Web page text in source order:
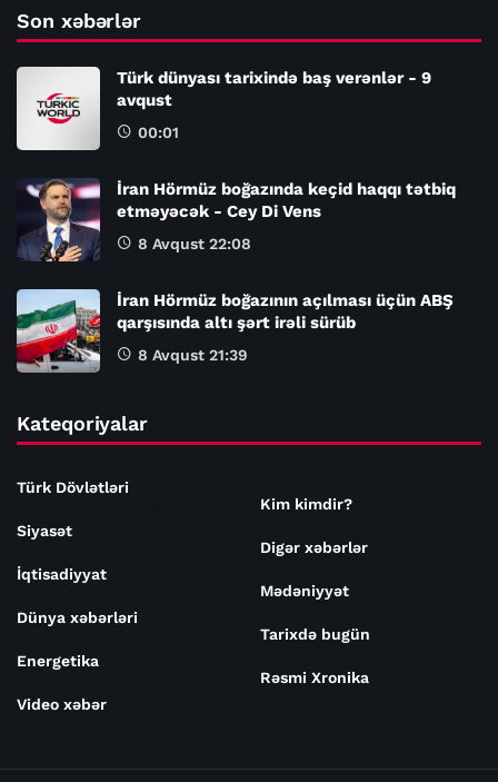
Son xəbərlər
Türk dünyası tarixində baş verənlər - 9
avqust
00:01
İran Hörmüz boğazında keçid haqqı tətbiq
etməyəcək - Cey Di Vens
8 Avqust 22:08
İran Hörmüz boğazının açılması üçün ABŞ
qarşısında altı şərt irəli sürüb
8 Avqust 21:39
Kateqoriyalar
Türk Dövlətləri
Siyasət
İqtisadiyyat
Dünya xəbərləri
Energetika
Video xəbər
Kim kimdir?
Digər xəbərlər
Mədəniyyət
Tarixdə bugün
Rəsmi Xronika